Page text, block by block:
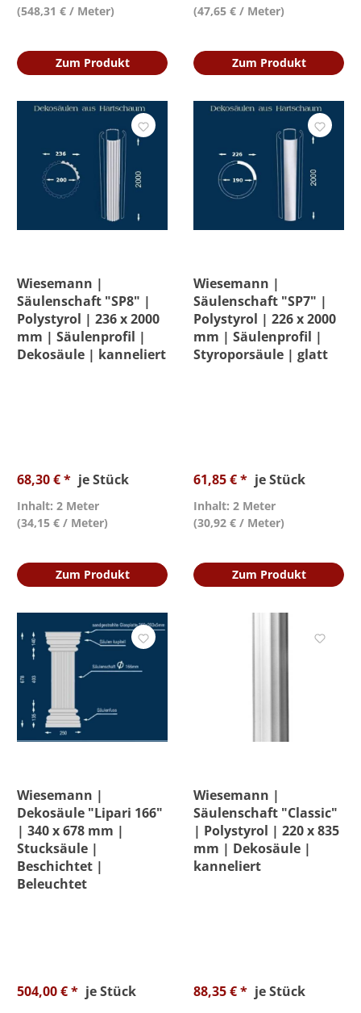
(548,31 € / Meter)
Zum Produkt
(47,65 € / Meter)
Zum Produkt
Wiesemann |
Säulenschaft "SP8" |
Polystyrol | 236 x 2000
mm | Säulenprofil |
Dekosäule | kanneliert
68,30 € * je Stück
Inhalt: 2 Meter
(34,15 € / Meter)
Zum Produkt
Wiesemann |
Säulenschaft "SP7" |
Polystyrol | 226 x 2000
mm | Säulenprofil |
Styroporsäule | glatt
61,85 € * je Stück
Inhalt: 2 Meter
(30,92 € / Meter)
Zum Produkt
Wiesemann |
Dekosäule "Lipari 166"
| 340 x 678 mm |
Stucksäule |
Beschichtet |
Beleuchtet
504,00 € * je Stück
Wiesemann |
Säulenschaft "Classic"
| Polystyrol | 220 x 835
mm | Dekosäule |
kanneliert
88,35 € * je Stück